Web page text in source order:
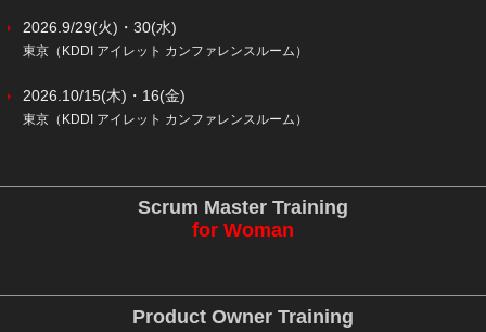
2026.9/29(火)・30(水)
東京（KDDI アイレット カンファレンスルーム）
2026.10/15(木)・16(金)
東京（KDDI アイレット カンファレンスルーム）
Scrum Master Training
for Woman
Product Owner Training